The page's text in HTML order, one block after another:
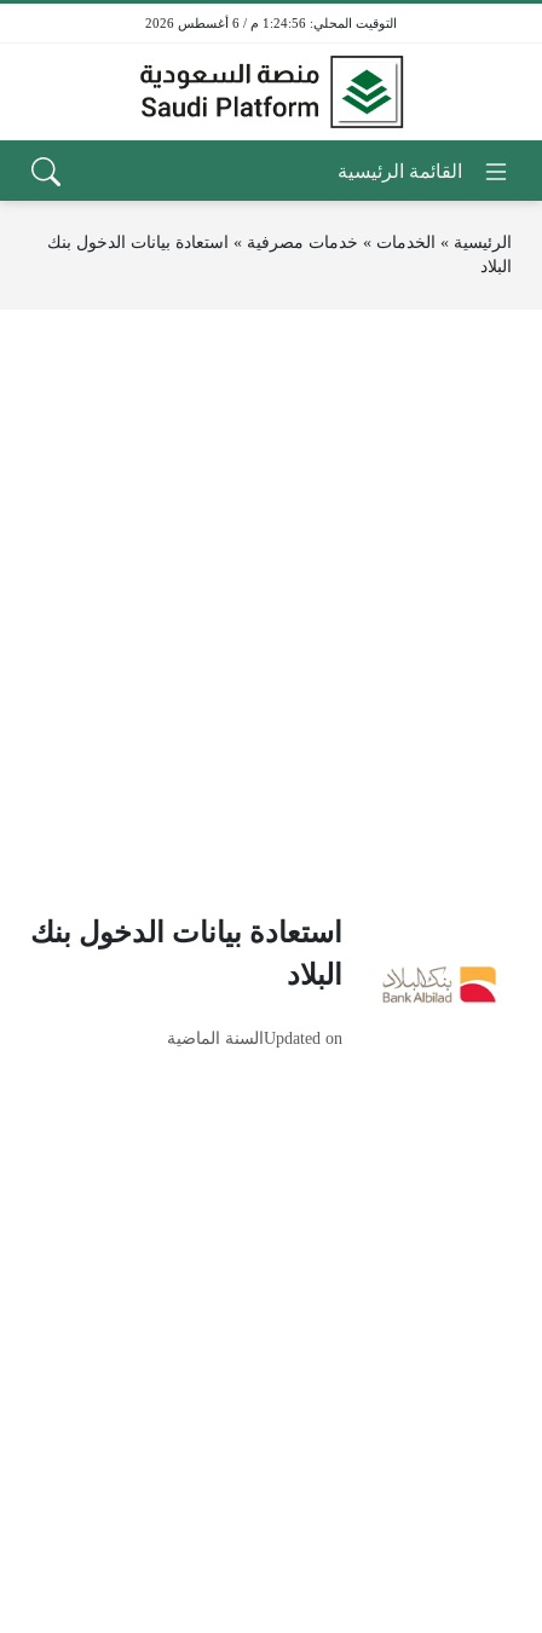
1:24:56 م / 6 أغسطس 2026
الرئيسية » الخدمات » خدمات مصرفية » استعادة بيانات الدخول بنك
البلاد
استعادة بيانات الدخول بنك
البلاد
Updated on السنة الماضية